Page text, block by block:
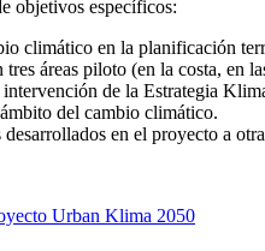
objetivos específicos:
climático en la planificación
áreas piloto (en la costa, en
de la Estrategia
del cambio climático.
en el proyecto a
Urban Klima 2050